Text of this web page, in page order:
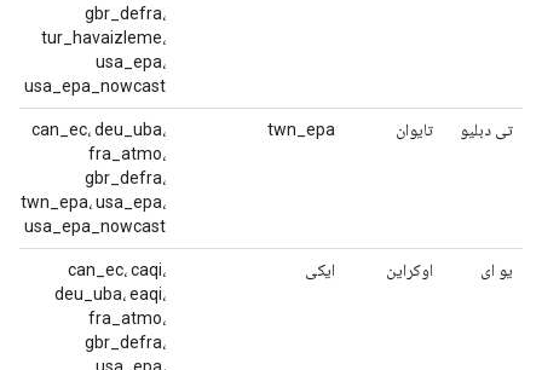
gbr_defra،
tur_havaizleme،
usa_epa،
usa_epa_nowcast
تی دبلیو تایوان twn_epa
can_ec، deu_uba،
fra_atmo،
gbr_defra،
twn_epa، usa_epa،
usa_epa_nowcast
یو ای اوکراین ایکی
can_ec، caqi،
deu_uba، eaqi،
fra_atmo،
gbr_defra،